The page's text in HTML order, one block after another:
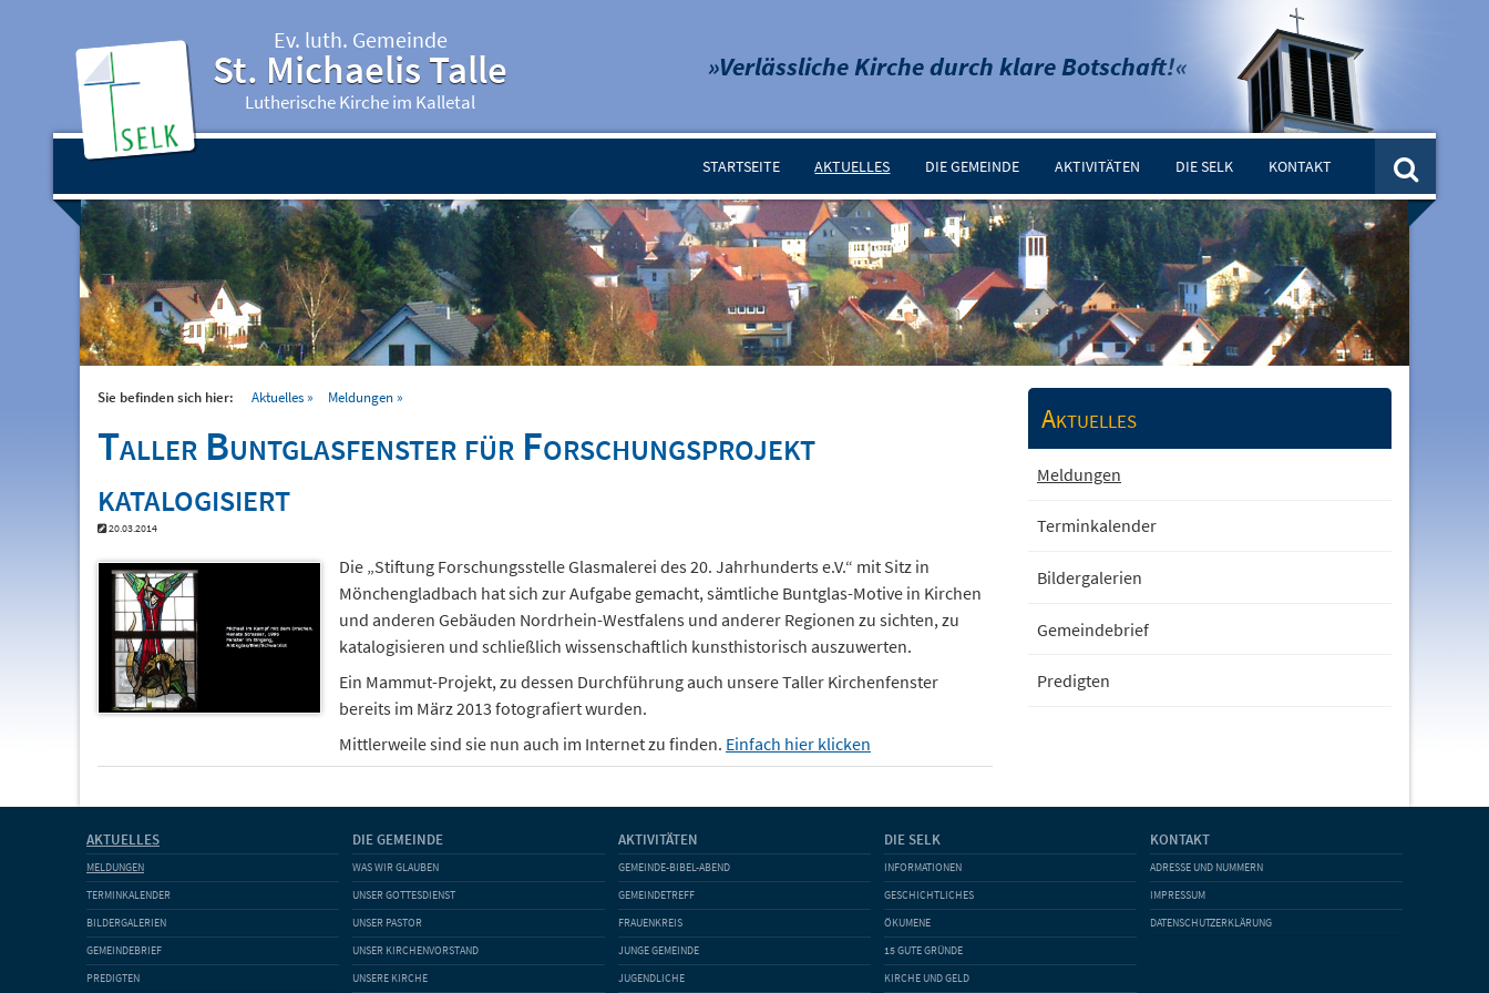
Ev. luth. Gemeinde
St. Michaelis Talle
Lutherische Kirche im Kalletal
»Verlässliche Kirche durch klare Botschaft!«
STARTSEITE AKTUELLES DIE GEMEINDE AKTIVITÄTEN DIE SELK KONTAKT
Sie befinden sich hier: Aktuelles Meldungen
Taller Buntglasfenster für Forschungsprojekt
katalogisiert
20.03.2014
Die „Stiftung Forschungsstelle Glasmalerei des 20. Jahrhunderts e.V.“ mit Sitz in
Mönchengladbach hat sich zur Aufgabe gemacht, sämtliche Buntglas-Motive in Kirchen
und anderen Gebäuden Nordrhein-Westfalens und anderer Regionen zu sichten, zu
katalogisieren und schließlich wissenschaftlich kunsthistorisch auszuwerten.
Ein Mammut-Projekt, zu dessen Durchführung auch unsere Taller Kirchenfenster
bereits im März 2013 fotografiert wurden.
Mittlerweile sind sie nun auch im Internet zu finden. Einfach hier klicken
Aktuelles
Meldungen
Terminkalender
Bildergalerien
Gemeindebrief
Predigten
AKTUELLES
MELDUNGEN
TERMINKALENDER
BILDERGALERIEN
GEMEINDEBRIEF
PREDIGTEN
DIE GEMEINDE
WAS WIR GLAUBEN
UNSER GOTTESDIENST
UNSER PASTOR
UNSER KIRCHENVORSTAND
UNSERE KIRCHE
AKTIVITÄTEN
GEMEINDE-BIBEL-ABEND
GEMEINDETREFF
FRAUENKREIS
JUNGE GEMEINDE
JUGENDLICHE
DIE SELK
INFORMATIONEN
GESCHICHTLICHES
ÖKUMENE
15 GUTE GRÜNDE
KIRCHE UND GELD
KONTAKT
ADRESSE UND NUMMERN
IMPRESSUM
DATENSCHUTZERKLÄRUNG